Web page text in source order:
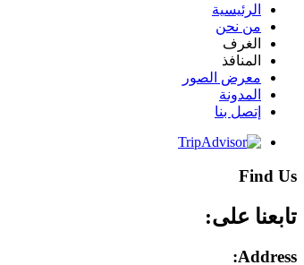
الرئيسية
من نحن
الغرف
المنافذ
معرض الصور
المدونة
إتصل بنا
Find Us
تابعنا على:
Address: